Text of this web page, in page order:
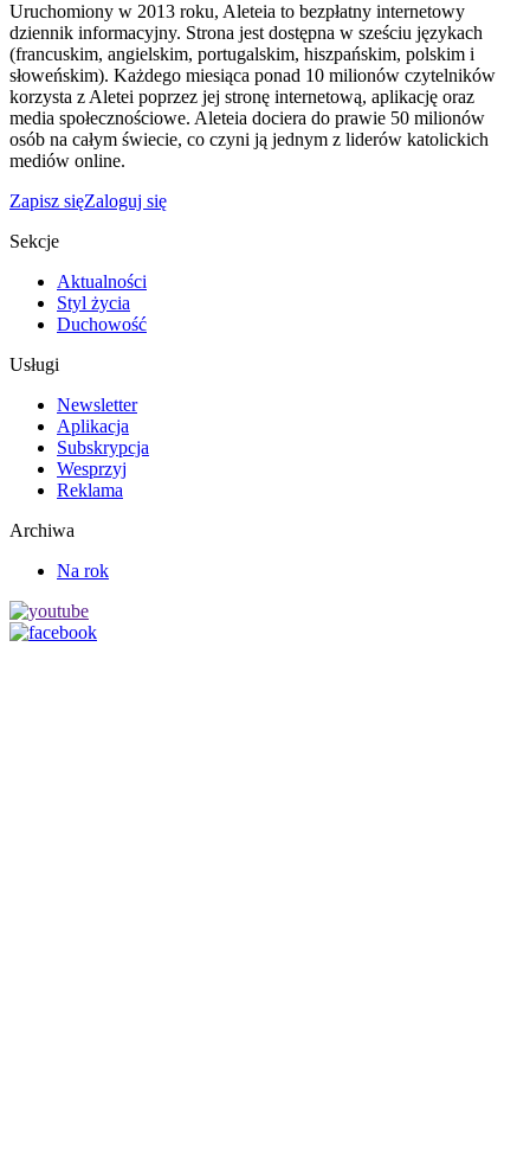
Uruchomiony w 2013 roku, Aleteia to bezpłatny internetowy
dziennik informacyjny. Strona jest dostępna w sześciu językach
(francuskim, angielskim, portugalskim, hiszpańskim, polskim i
słoweńskim). Każdego miesiąca ponad 10 milionów czytelników
korzysta z Aletei poprzez jej stronę internetową, aplikację oraz
media społecznościowe. Aleteia dociera do prawie 50 milionów
osób na całym świecie, co czyni ją jednym z liderów katolickich
mediów online.
Zapisz sięZaloguj się
Sekcje
Aktualności
Styl życia
Duchowość
Usługi
Newsletter
Aplikacja
Subskrypcja
Wesprzyj
Reklama
Archiwa
Na rok